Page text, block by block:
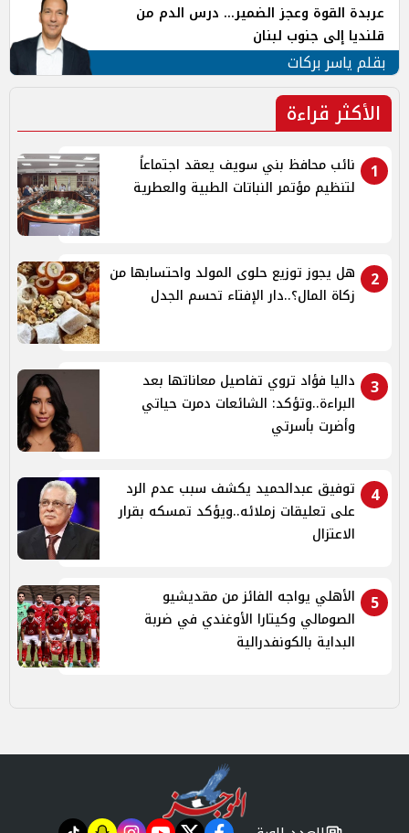
عربدة القوة وعجز الضمير... درس الدم من
قلنديا إلى جنوب لبنان
بقلم ياسر بركات
الأكثر قراءة
1
نائب محافظ بني سويف يعقد اجتماعاً
لتنظيم مؤتمر النباتات الطبية والعطرية
2
هل يجوز توزيع حلوى المولد واحتسابها من
زكاة المال؟..دار الإفتاء تحسم الجدل
3
داليا فؤاد تروي تفاصيل معاناتها بعد
البراءة..وتؤكد: الشائعات دمرت حياتي
وأضرت بأسرتي
4
توفيق عبدالحميد يكشف سبب عدم الرد
على تعليقات زملائه..ويؤكد تمسكه بقرار
الاعتزال
5
الأهلي يواجه الفائز من مقديشيو
الصومالي وكيتارا الأوغندي في ضربة
البداية بالكونفدرالية